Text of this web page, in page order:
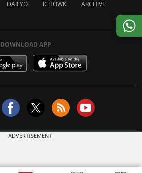
DAILYO ICHOWK ARCHIVE
DOWNLOAD APP
ADVERTISEMENT